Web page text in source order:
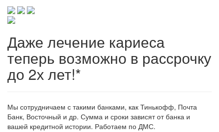
Даже лечение кариеса
теперь возможно в рассрочку
до 2х лет!*
Мы сотрудничаем с такими банками, как Тинькофф, Почта
Банк, Восточный и др. Сумма и сроки зависят от банка и
вашей кредитной истории. Работаем по ДМС.